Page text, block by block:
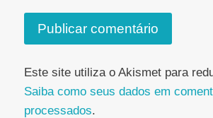
Este site utiliza o Akismet para
Saiba como seus dados em
processados.